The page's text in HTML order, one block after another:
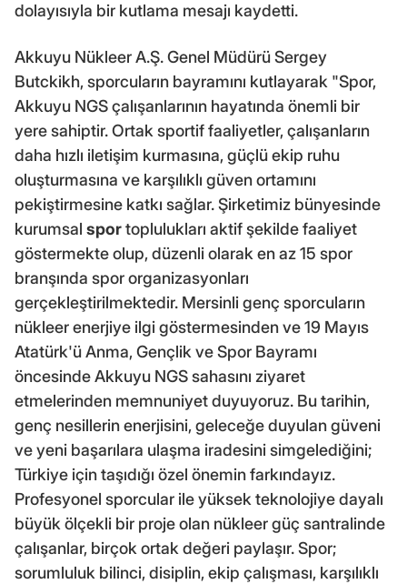
dolayısıyla bir kutlama mesajı kaydetti.
Akkuyu Nükleer A.Ş. Genel Müdürü Sergey
Butckikh, sporcuların bayramını kutlayarak "Spor,
Akkuyu NGS çalışanlarının hayatında önemli bir
yere sahiptir. Ortak sportif faaliyetler, çalışanların
daha hızlı iletişim kurmasına, güçlü ekip ruhu
oluşturmasına ve karşılıklı güven ortamını
pekiştirmesine katkı sağlar. Şirketimiz bünyesinde
kurumsal sportoplulukları aktif şekilde faaliyet
göstermekte olup, düzenli olarak en az 15 spor
branşında spor organizasyonları
gerçekleştirilmektedir. Mersinli genç sporcuların
nükleer enerjiye ilgi göstermesinden ve 19 Mayıs
Atatürk'ü Anma, Gençlik ve Spor Bayramı
öncesinde Akkuyu NGS sahasını ziyaret
etmelerinden memnuniyet duyuyoruz. Bu tarihin,
genç nesillerin enerjisini, geleceğe duyulan güveni
ve yeni başarılara ulaşma iradesini simgelediğini;
Türkiye için taşıdığı özel önemin farkındayız.
Profesyonel sporcular ile yüksek teknolojiye dayalı
büyük ölçekli bir proje olan nükleer güç santralinde
çalışanlar, birçok ortak değeri paylaşır. Spor;
sorumluluk bilinci, disiplin, ekip çalışması, karşılıklı